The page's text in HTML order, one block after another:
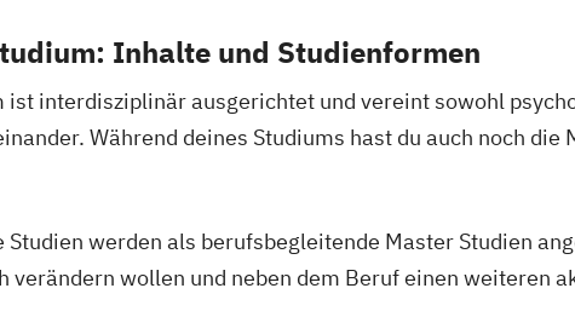
Fintech
Inhalte und Studienformen
interdisziplinär ausgerichtet und vereint sowohl
Während deines Studiums hast du auch noch die
werden als berufsbegleitende Master Studien
verändern wollen und neben dem Beruf einen weiteren